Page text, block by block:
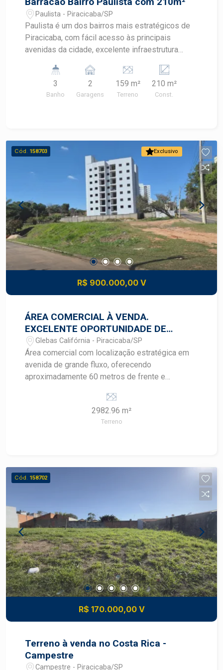
Paulista - Piracicaba/SP
Paulista é um dos bairros mais estratégicos de
Piracicaba, com fácil acesso às principais
avenidas da cidade, excelente infraestrutura
pessoas e veículos, proporcionando visibilidade
e praticidade para diversos segmentos de
negócios. Barracão comercial com 210 m² de
120 m² - Subsolo com 35 m², equipado com pia
de apoio - Mezanino com 55 m² - 3 banheiros,
sendo 2 no piso térreo e 1 no mezanino -
Tubulação preparada para instalação de ar-
condicionado - Sistema de câmeras com DVR -
Vaga de recuo, proporcionando mais comodidade
para clientes e operações Uma excelente
oportunidade para empresas que buscam um
imóvel moderno, bem distribuído e em
localização privilegiada. Construa seu futuro com
quem é agente de desenvolvimento do mercado
imobiliário de Piracicaba. Agende sua visita.
3
Banho
2
Garagens
159 m²
Terreno
210 m²
Const.
Exclusivo
Cód. 158703
R$ 900.000,00 V
ÁREA COMERCIAL À VENDA.
EXCELENTE OPORTUNIDADE DE
INVESTIMENTO E INCORPORAÇÃO
Glebas Califórnia - Piracicaba/SP
Área comercial com localização estratégica em
avenida de grande fluxo, oferecendo
aproximadamente 60 metros de frente e
Destaques do imóvel: Aproximadamente 60
metros de frente para avenida de intenso
supermercados, galpões, clínicas e outros
empreendimentos; Região em constante
com grande potencial para incorporação
imobiliária, permitindo o desenvolvimento de
projetos comerciais ou de uso misto,
aproveitando sua localização privilegiada, ampla
frente para a avenida e o forte potencial de
valorização da região. Uma oportunidade única
para investidores, incorporadores e empresários
que buscam uma área estratégica para
desenvolver projetos de destaque.
2982.96 m²
Terreno
Cód. 158702
R$ 170.000,00 V
Terreno à venda no Costa Rica -
Campestre
Campestre - Piracicaba/SP